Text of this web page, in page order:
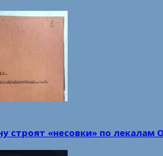
строят «несовки» по лекалам